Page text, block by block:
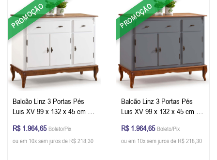
PROMOÇÃO
Balcão Linz 3 Portas Pés
Luis XV 99 x 132 x 45 cm (A
Imbuia Glazer
R$ 1.964,65 Boleto/Pix
ou em 10x sem juros de R$ 218,30
PROMOÇÃO
Balcão Linz 3 Portas Pés
Luis XV 99 x 132 x 45 cm (A
Imbuia Glazer
R$ 1.964,65 Boleto/Pix
ou em 10x sem juros de R$ 218,30